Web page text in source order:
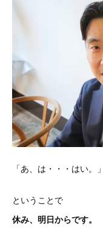
「あ、は・・・はい。」
ということで
休み、明日からです。